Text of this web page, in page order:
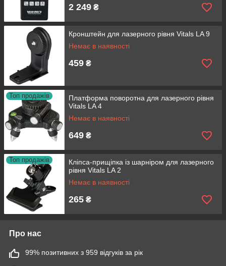
2 249 ₴
Кронштейн для лазерного рівня Vitals LA 9
Немає в наявності
459 ₴
Топ продажів
Платформа поворотна для лазерного рівня
Vitals LA 4
Немає в наявності
649 ₴
Топ продажів
Кліпса-прищіпка із шарніром для лазерного
рівня Vitals LA 2
Немає в наявності
265 ₴
Про нас
99% позитивних з 959 відгуків за рік